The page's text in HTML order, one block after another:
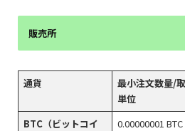
販売所
通貨
最小注文数量/
単位
BTC（ビットコイ
0.00000001 BTC